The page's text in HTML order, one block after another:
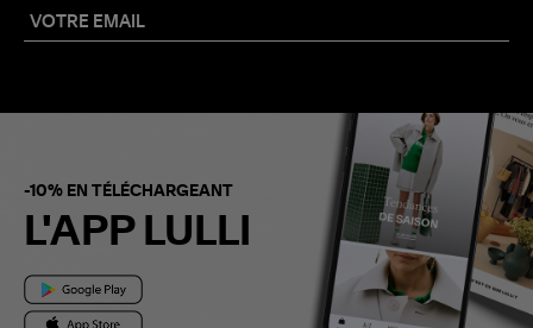
-10% EN TÉLÉCHARGEANT
L'APP LULLI